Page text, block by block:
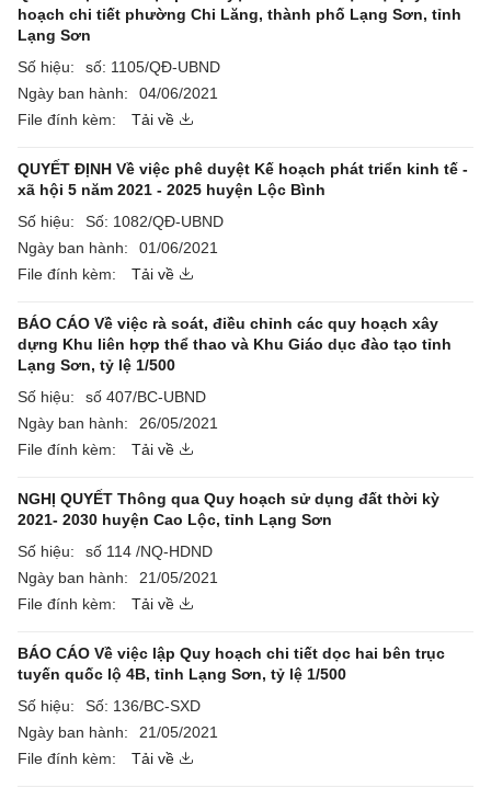
hoạch chi tiết phường Chi Lăng, thành phố Lạng Sơn, tỉnh
Lạng Sơn
Số hiệu:
số: 1105/QĐ-UBND
Ngày ban hành:
04/06/2021
File đính kèm:
Tải về
QUYẾT ĐỊNH Về việc phê duyệt Kế hoạch phát triển kinh tế -
xã hội 5 năm 2021 - 2025 huyện Lộc Bình
Số hiệu:
Số: 1082/QĐ-UBND
Ngày ban hành:
01/06/2021
File đính kèm:
Tải về
BÁO CÁO Về việc rà soát, điều chỉnh các quy hoạch xây
dựng Khu liên hợp thể thao và Khu Giáo dục đào tạo tỉnh
Lạng Sơn, tỷ lệ 1/500
Số hiệu:
số 407/BC-UBND
Ngày ban hành:
26/05/2021
File đính kèm:
Tải về
NGHỊ QUYẾT Thông qua Quy hoạch sử dụng đất thời kỳ
2021- 2030 huyện Cao Lộc, tỉnh Lạng Sơn
Số hiệu:
số 114 /NQ-HDND
Ngày ban hành:
21/05/2021
File đính kèm:
Tải về
BÁO CÁO Về việc lập Quy hoạch chi tiết dọc hai bên trục
tuyến quốc lộ 4B, tỉnh Lạng Sơn, tỷ lệ 1/500
Số hiệu:
Số: 136/BC-SXD
Ngày ban hành:
21/05/2021
File đính kèm:
Tải về